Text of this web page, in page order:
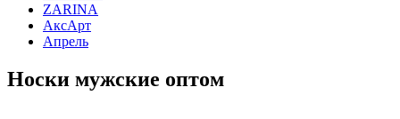
ZARINA
АксАрт
Апрель
Носки мужские оптом